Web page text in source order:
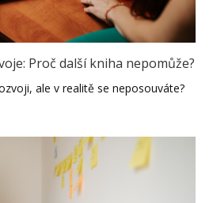
Proč další kniha nepomůže?
ale v realitě se neposouváte?